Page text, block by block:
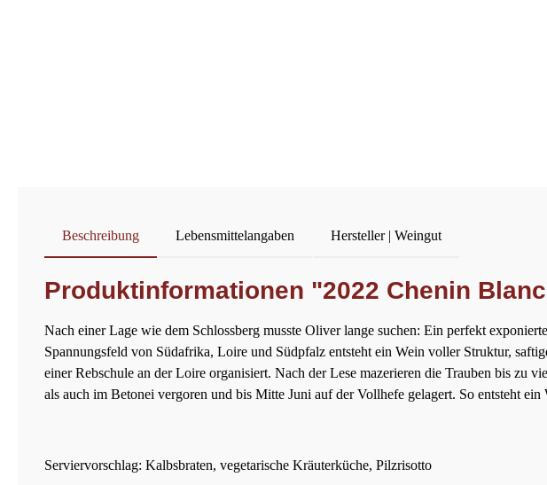
Beschreibung Lebensmittelangaben Hersteller | Weingut
Produktinformationen "2022 Chenin
Nach einer Lage wie dem Schlossberg musste Oliver lange suchen: Ein perfekt
Spannungsfeld von Südafrika, Loire und Südpfalz entsteht ein Wein voller Struktur,
einer Rebschule an der Loire organisiert. Nach der Lese mazerieren die Trauben bis zu
als auch im Betonei vergoren und bis Mitte Juni auf der Vollhefe gelagert. So entsteht
Serviervorschlag: Kalbsbraten, vegetarische Kräuterküche, Pilzrisotto